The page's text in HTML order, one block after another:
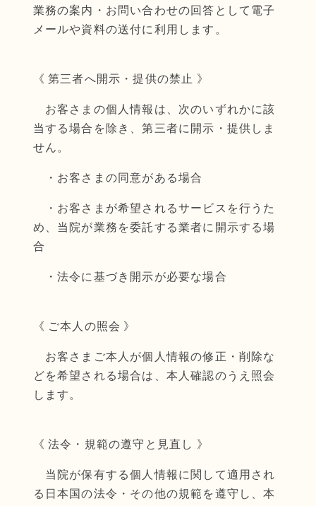
業務の案内・お問い合わせの回答として電子
メールや資料の送付に利用します。
《 第三者へ開示・提供の禁止 》
お客さまの個人情報は、次のいずれかに該
当する場合を除き、第三者に開示・提供しま
せん。
・お客さまの同意がある場合
・お客さまが希望されるサービスを行うた
め、当院が業務を委託する業者に開示する場
合
・法令に基づき開示が必要な場合
《 ご本人の照会 》
お客さまご本人が個人情報の修正・削除な
どを希望される場合は、本人確認のうえ照会
します。
《 法令・規範の遵守と見直し 》
当院が保有する個人情報に関して適用され
る日本国の法令・その他の規範を遵守し、本